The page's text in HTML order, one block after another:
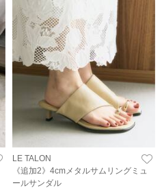
LE TALON
《追加2》4cmメタルサムリングミュ
ールサンダル